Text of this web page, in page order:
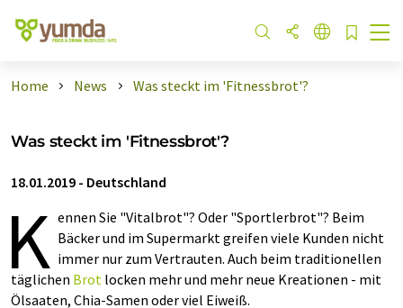
Home News Was steckt im 'Fitnessbrot'?
Was steckt im 'Fitnessbrot'?
18.01.2019 - Deutschland
K ennen Sie "Vitalbrot"? Oder "Sportlerbrot"? Beim
Bäcker und im Supermarkt greifen viele Kunden nicht
immer nur zum Vertrauten. Auch beim traditionellen
täglichen Brot locken mehr und mehr neue Kreationen - mit
Ölsaaten, Chia-Samen oder viel Eiweiß.